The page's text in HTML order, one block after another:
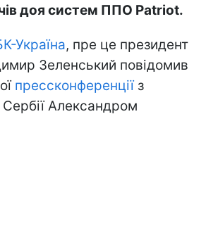
доя систем ППО Patriot.
Україна, пре це президент
Зеленський повідомив
прессконференціїз
Александром